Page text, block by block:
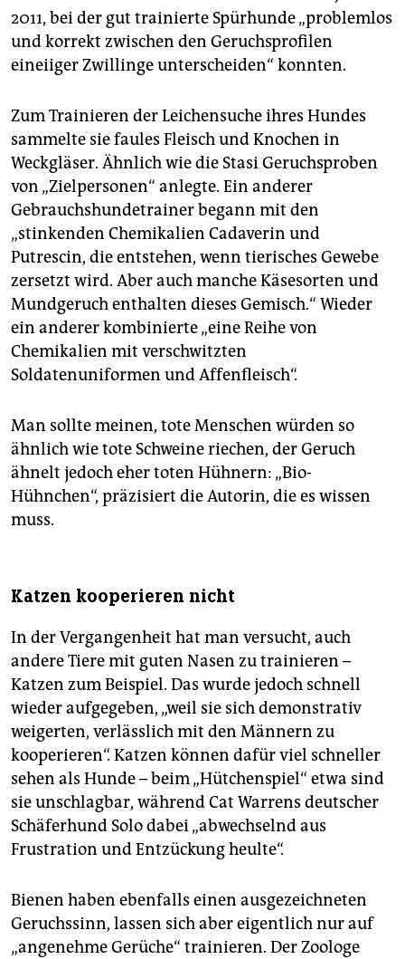
2011, bei der gut trainierte Spürhunde „problemlos
und korrekt zwischen den Geruchs­profilen
eineiiger Zwillinge unterscheiden“ konnten.
Zum Trainieren der Leichensuche ihres Hundes
sammelte sie faules Fleisch und Knochen in
Weckgläser. Ähnlich wie die Stasi Geruchsproben
von „Zielpersonen“ anlegte. Ein anderer
Gebrauchshundetrainer begann mit den
„stinkenden Chemikalien Cadaverin und
Putrescin, die entstehen, wenn tierisches Gewebe
zersetzt wird. Aber auch manche Käsesorten und
Mundgeruch enthalten dieses Gemisch.“ Wieder
ein anderer kombinierte „eine Reihe von
Chemikalien mit verschwitzten
Soldatenuniformen und Affenfleisch“.
Man sollte meinen, tote Menschen würden so
ähnlich wie tote Schweine riechen, der Geruch
ähnelt jedoch eher toten Hühnern: „Bio-
Hühnchen“, präzisiert die Autorin, die es wissen
muss.
Katzen kooperieren nicht
In der Vergangenheit hat man versucht, auch
andere Tiere mit guten Nasen zu trainieren –
Katzen zum Beispiel. Das wurde jedoch schnell
wieder aufgegeben, „weil sie sich demonstrativ
weigerten, verlässlich mit den Männern zu
kooperieren“. Katzen können dafür viel schneller
sehen als Hunde – beim „Hütchenspiel“ etwa sind
sie unschlagbar, während Cat Warrens deutscher
Schäferhund Solo dabei „abwechselnd aus
Frustration und Entzückung heulte“.
Bienen haben ebenfalls einen ausgezeichneten
Geruchssinn, lassen sich aber eigentlich nur auf
„angenehme Gerüche“ trainieren. Der Zoologe